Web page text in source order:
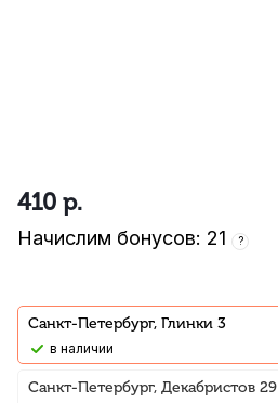
410 р.
Начислим бонусов: 21 ?
Санкт-Петербург, Глинки 3
В наличии
Санкт-Петербург, Декабристов 29